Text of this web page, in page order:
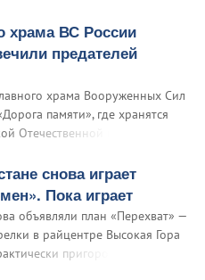
Помимо известного в России
храма ВС России
предателей
храма Вооруженных Сил
памяти», где хранятся
Отечественной войны,
нацистского преступника
снова играет
Пока играет
объявляли план «Перехват» —
в райцентре Высокая Гора
пригород